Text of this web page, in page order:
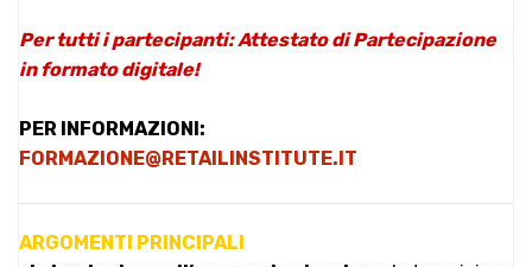
Per tutti i partecipanti: Attestato di Partecipazione
in formato digitale!
PER INFORMAZIONI:
FORMAZIONE@RETAILINSTITUTE.IT
ARGOMENTI PRINCIPALI